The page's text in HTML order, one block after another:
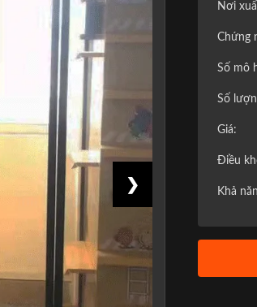
❯
Nơi
Chứng
Số mô
Số
Giá:
Điều
Khả